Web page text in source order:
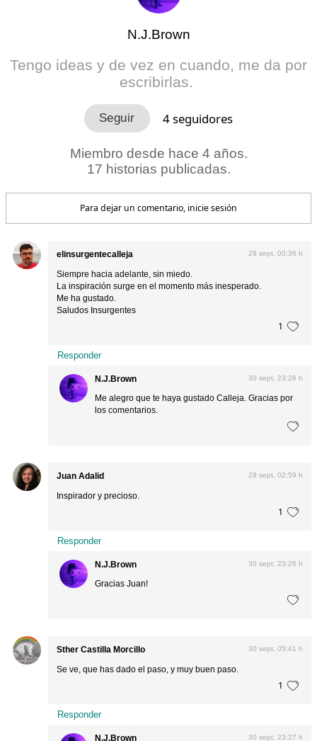
N.J.Brown
Tengo ideas y de vez en cuando, me da por
escribirlas.
4seguidores
Miembro desde hace 4 años.
17 historias publicadas.
Para dejar un comentario, inicie sesión
elinsurgentecalleja 29 sept, 00:36 h
Siempre hacia adelante, sin miedo.
La inspiración surge en el momento más inesperado.
Me ha gustado.
Saludos Insurgentes
1
Responder
N.J.Brown 30 sept, 23:26 h
Me alegro que te haya gustado Calleja. Gracias por
los comentarios.
Juan Adalid 29 sept, 02:59 h
Inspirador y precioso.
1
Responder
N.J.Brown 30 sept, 23:26 h
Gracias Juan!
Sther Castilla Morcillo 30 sept, 05:41 h
Se ve, que has dado el paso, y muy buen paso.
1
Responder
N.J.Brown 30 sept, 23:27 h